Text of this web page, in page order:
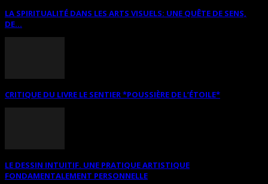
LA SPIRITUALITÉ DANS LES ARTS VISUELS: UNE QUÊTE DE SENS,
DE...
CRITIQUE DU LIVRE LE SENTIER *POUSSIÈRE DE L’ÉTOILE*
LE DESSIN INTUITIF. UNE PRATIQUE ARTISTIQUE
FONDAMENTALEMENT PERSONNELLE